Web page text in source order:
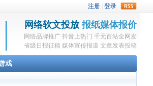
网络软文投放 报纸媒体报价
网络品牌推广 抖音上热门 千元百站全网发
省级日报征稿 媒体宣传报道 文章发表投稿
戏